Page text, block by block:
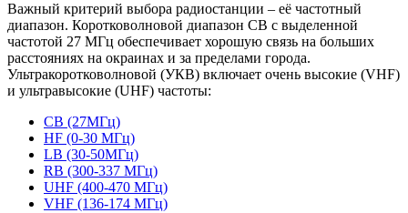
Важный критерий выбора радиостанции – её частотный
диапазон. Коротковолновой диапазон CB с выделенной
частотой 27 МГц обеспечивает хорошую связь на больших
расстояниях на окраинах и за пределами города.
Ультракоротковолновой (УКВ) включает очень высокие (VHF)
и ультравысокие (UHF) частоты:
CB (27МГц)
HF (0-30 МГц)
LB (30-50МГц)
RB (300-337 МГц)
UHF (400-470 МГц)
VHF (136-174 МГц)